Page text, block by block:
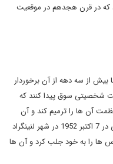
که در قرن هجدهم در موقعیت
از سه دهه از آن برخوردار
روس ها در سال 2000 به سمت شخصیتی سوق پیدا کنند که
آن ها را ترمیم کند و آن
کسی نبود جز ولادیمیر دلادیمیروویچ پوتین. وی در 7 اکتبر 1952 در شهر لنینگراد
47سالگی توجه روس ها را به خود جلب کرد و آن ها